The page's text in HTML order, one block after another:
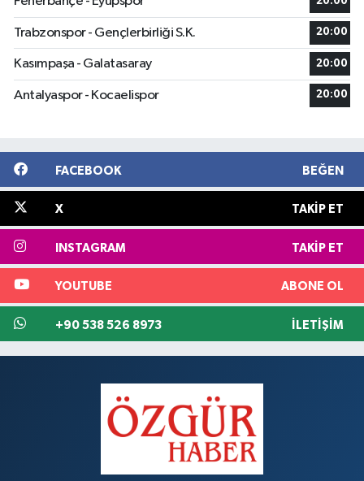
Trabzonspor - Gençlerbirliği S.K. 20:00
Kasımpaşa - Galatasaray 20:00
Antalyaspor - Kocaelispor 20:00
FACEBOOK BEĞEN
X TAKIP ET
INSTAGRAM TAKIP ET
YOUTUBE ABONE OL
+90 538 526 8973 İLETIŞIM